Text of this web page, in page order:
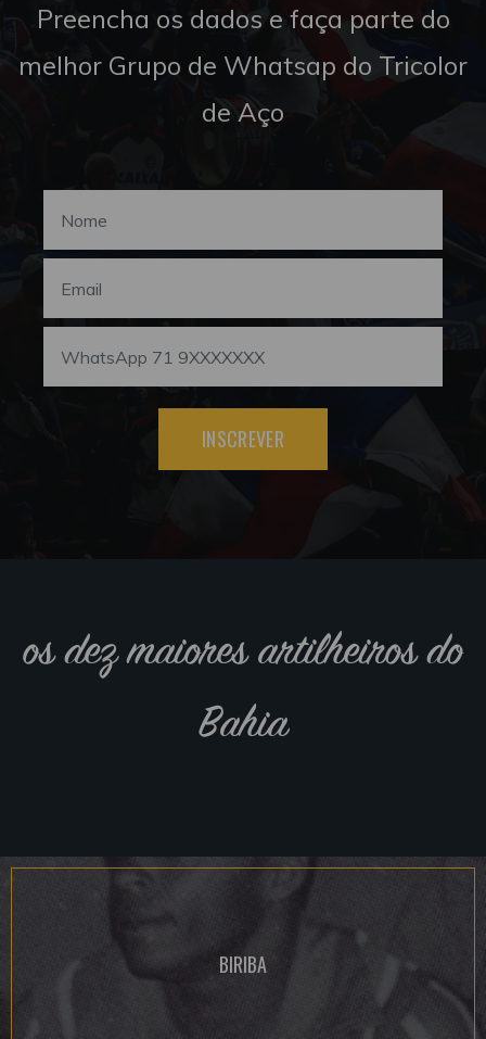
Preencha os dados e faça parte do
melhor Grupo de Whatsap do Tricolor
de Aço
INSCREVER
os dez maiores artilheiros do
Bahia
BIRIBA